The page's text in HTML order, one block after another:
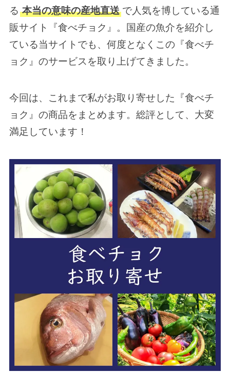
る 本当の意味の産地直送 で人気を博している通
販サイト『食べチョク』。国産の魚介を紹介し
ている当サイトでも、何度となくこの『食べチ
ョク』のサービスを取り上げてきました。
今回は、これまで私がお取り寄せした『食べチ
ョク』の商品をまとめます。総評として、大変
満足しています！